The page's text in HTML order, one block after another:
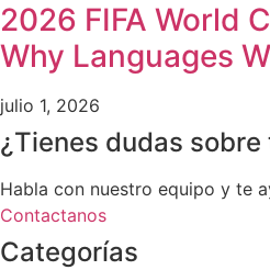
2026 FIFA World
Why Languages
julio 1, 2026
¿Tienes dudas
Habla con nuestro equipo y te
Contactanos
Categorías